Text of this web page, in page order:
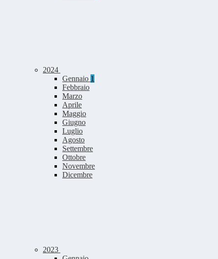
2024
Gennaio 1
Febbraio
Marzo
Aprile
Maggio
Giugno
Luglio
Agosto
Settembre
Ottobre
Novembre
Dicembre
2023